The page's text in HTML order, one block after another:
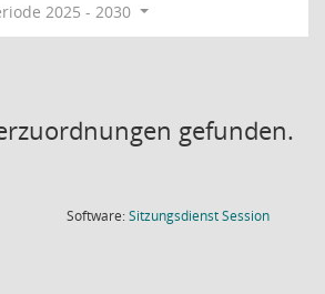
2025 - 2030
gefunden.
Software:SitzungsdienstSession(Wird in